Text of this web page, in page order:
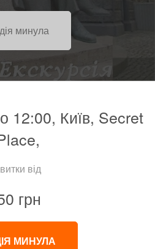
минула
12:00, Київ, Secret
від
грн
МИНУЛА